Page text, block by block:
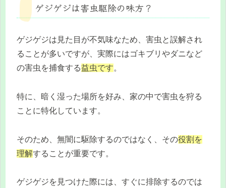
ゲジゲジは害虫駆除の味方？
ゲジゲジは見た目が不気味なため、害虫と誤解され
ることが多いですが、実際にはゴキブリやダニなど
の害虫を捕食する益虫です。
特に、暗く湿った場所を好み、家の中で害虫を狩る
ことに特化しています。
そのため、無闇に駆除するのではなく、その役割を
理解することが重要です。
ゲジゲジを見つけた際には、すぐに排除するのでは